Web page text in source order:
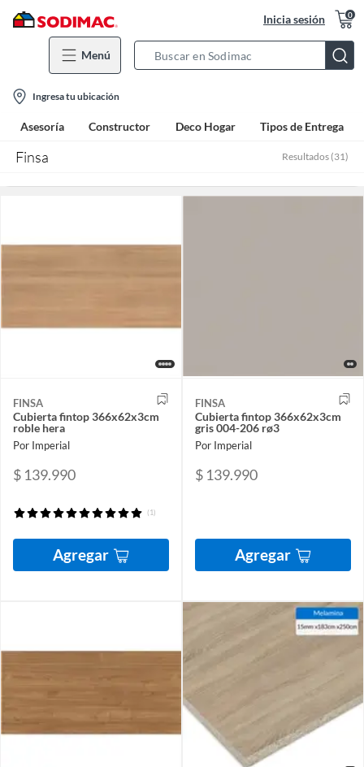
Inicia sesión 0
Menú
Bar
location-
icon
Ingresa tu ubicación
Asesoría Constructor Deco Hogar Tipos de Entrega
Finsa Resultados (31)
FINSA
Cubierta fintop 366x62x3cm
roble hera
Por Imperial
$ 139.990
(1)
Agregar
FINSA
Cubierta fintop 366x62x3cm
gris 004-206 rø3
Por Imperial
$ 139.990
Agregar